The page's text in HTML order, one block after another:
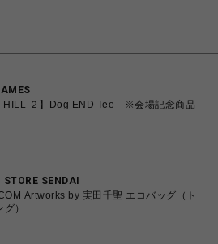
HILL ２】Dog END Tee ※会場記念商品
SENDAI
Artworks by 実田千聖 エコバッグ（ト
）